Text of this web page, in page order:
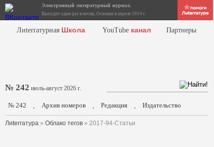
Электронный литературный журнал.
Выходит один раз в месяц. Основан в апреле 2014 г.
Лиterraтурная Школа YouTube канал Партнеры
№ 242 июль-август 2026 г.
№ 242 . Архив номеров . Редакция . Издательство
Лиterraтура » Облако тегов » 2017-94-Статьи